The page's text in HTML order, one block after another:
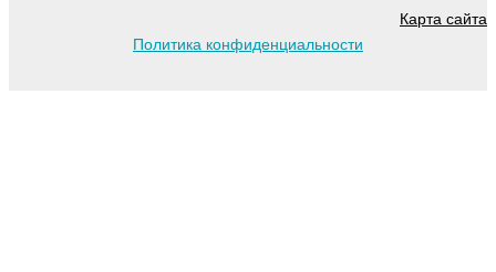
Карта сайта
Политика конфиденциальности